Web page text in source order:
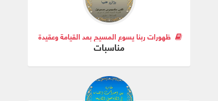
ظهورات ربنا يسوع المسيح بعد القيامة وعقيدة القيامة
مناسبات